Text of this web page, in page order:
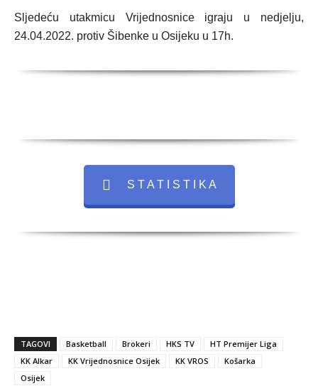
Sljedeću utakmicu Vrijednosnice igraju u nedjelju,
24.04.2022. protiv Šibenke u Osijeku u 17h.
S T A T I S T I K A
TAGOVI Basketball Brokeri HKS TV
HT Premijer Liga
KK Alkar
KK Vrijednosnice Osijek KK VROS
Košarka
Osijek